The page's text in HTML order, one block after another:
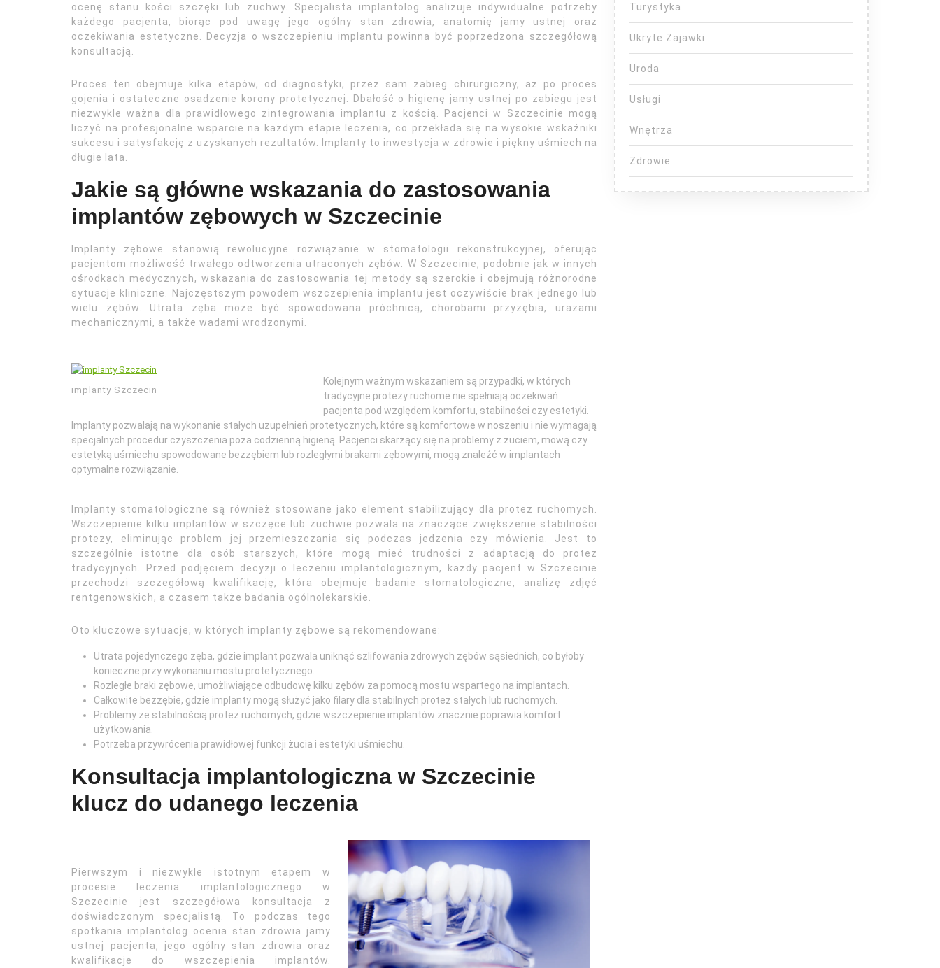
ocenę stanu kości szczęki lub żuchwy. Specjalista implantolog analizuje indywidualne potrzeby
każdego pacjenta, biorąc pod uwagę jego ogólny stan zdrowia, anatomię jamy ustnej oraz
oczekiwania estetyczne. Decyzja o wszczepieniu implantu powinna być poprzedzona szczegółową
konsultacją.
Proces ten obejmuje kilka etapów, od diagnostyki, przez sam zabieg chirurgiczny, aż po proces
gojenia i ostateczne osadzenie korony protetycznej. Dbałość o higienę jamy ustnej po zabiegu jest
niezwykle ważna dla prawidłowego zintegrowania implantu z kością. Pacjenci w Szczecinie mogą
liczyć na profesjonalne wsparcie na każdym etapie leczenia, co przekłada się na wysokie wskaźniki
sukcesu i satysfakcję z uzyskanych rezultatów. Implanty to inwestycja w zdrowie i piękny uśmiech na
długie lata.
Jakie są główne wskazania do zastosowania
implantów zębowych w Szczecinie
Implanty zębowe stanowią rewolucyjne rozwiązanie w stomatologii rekonstrukcyjnej, oferując
pacjentom możliwość trwałego odtworzenia utraconych zębów. W Szczecinie, podobnie jak w innych
ośrodkach medycznych, wskazania do zastosowania tej metody są szerokie i obejmują różnorodne
sytuacje kliniczne. Najczęstszym powodem wszczepienia implantu jest oczywiście brak jednego lub
wielu zębów. Utrata zęba może być spowodowana próchnicą, chorobami przyzębia, urazami
mechanicznymi, a także wadami wrodzonymi.
implanty Szczecin
Kolejnym ważnym wskazaniem są przypadki, w których
tradycyjne protezy ruchome nie spełniają oczekiwań
pacjenta pod względem komfortu, stabilności czy estetyki.
Implanty pozwalają na wykonanie stałych uzupełnień protetycznych, które są komfortowe w noszeniu i nie wymagają
specjalnych procedur czyszczenia poza codzienną higieną. Pacjenci skarżący się na problemy z żuciem, mową czy
estetyką uśmiechu spowodowane bezzębiem lub rozległymi brakami zębowymi, mogą znaleźć w implantach
optymalne rozwiązanie.
Implanty stomatologiczne są również stosowane jako element stabilizujący dla protez ruchomych.
Wszczepienie kilku implantów w szczęce lub żuchwie pozwala na znaczące zwiększenie stabilności
protezy, eliminując problem jej przemieszczania się podczas jedzenia czy mówienia. Jest to
szczególnie istotne dla osób starszych, które mogą mieć trudności z adaptacją do protez
tradycyjnych. Przed podjęciem decyzji o leczeniu implantologicznym, każdy pacjent w Szczecinie
przechodzi szczegółową kwalifikację, która obejmuje badanie stomatologiczne, analizę zdjęć
rentgenowskich, a czasem także badania ogólnolekarskie.
Oto kluczowe sytuacje, w których implanty zębowe są rekomendowane:
Utrata pojedynczego zęba, gdzie implant pozwala uniknąć szlifowania zdrowych zębów sąsiednich, co byłoby
konieczne przy wykonaniu mostu protetycznego.
Rozległe braki zębowe, umożliwiające odbudowę kilku zębów za pomocą mostu wspartego na implantach.
Całkowite bezzębie, gdzie implanty mogą służyć jako filary dla stabilnych protez stałych lub ruchomych.
Problemy ze stabilnością protez ruchomych, gdzie wszczepienie implantów znacznie poprawia komfort
użytkowania.
Potrzeba przywrócenia prawidłowej funkcji żucia i estetyki uśmiechu.
Konsultacja implantologiczna w Szczecinie
klucz do udanego leczenia
Pierwszym i niezwykle istotnym etapem w
procesie leczenia implantologicznego w
Szczecinie jest szczegółowa konsultacja z
doświadczonym specjalistą. To podczas tego
spotkania implantolog ocenia stan zdrowia jamy
ustnej pacjenta, jego ogólny stan zdrowia oraz
kwalifikacje do wszczepienia implantów.
Turystyka
Ukryte Zajawki
Uroda
Usługi
Wnętrza
Zdrowie